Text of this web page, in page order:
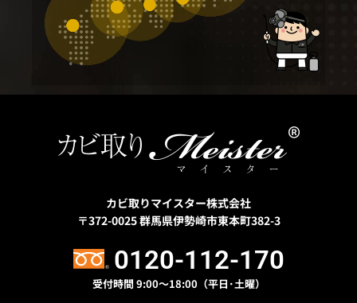
カビ取りマイスター株式会社
〒372-0025群馬県伊勢崎市東本町382-3
0120-112-170
受付時間 9:00〜18:00（平日･土曜）